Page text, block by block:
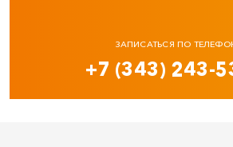
ЗАПИСАТЬСЯ ПО
+7 (343) 243-